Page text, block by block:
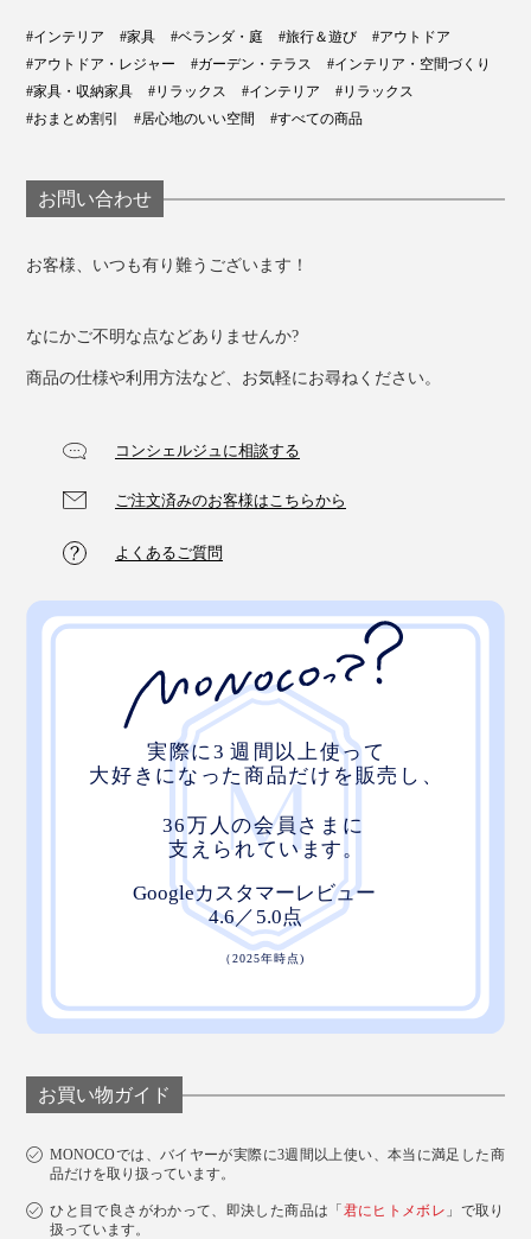
る心地よさを体験してください。
#インテリア #家具 #ベランダ・庭 #旅行＆遊び
#アウトドア
#アウトドア・レジャー
#ガーデン・テラス
#インテリア・空間づくり
#家具・収納家具
#リラックス #インテリア
#リラックス
#おまとめ割引
#居心地のいい空間 #すべての商品
お問い合わせ
お客様、いつも有り難うございます！
なにかご不明な点などありませんか?
商品の仕様や利用方法など、お気軽にお尋ねください。
コンシェルジュに相談する
ご注文済みのお客様はこちらから
よくあるご質問
お買い物ガイド
MONOCOでは、バイヤーが実際に3週間以上使い、本当に満足した商
品だけを取り扱っています。
ひと目で良さがわかって、即決した商品は「 君にヒトメボレ 」で取り
扱っています。